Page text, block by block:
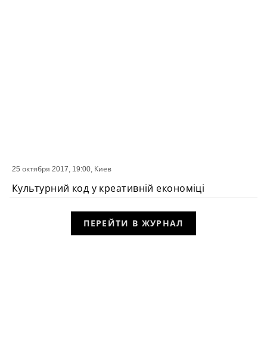
СОБЫТИЕ
25 октября 2017, 19:00, Киев
Культурний код у креативній економіці
ПЕРЕЙТИ В ЖУРНАЛ